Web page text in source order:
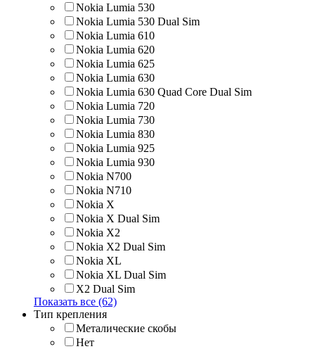
Nokia Lumia 530
Nokia Lumia 530 Dual Sim
Nokia Lumia 610
Nokia Lumia 620
Nokia Lumia 625
Nokia Lumia 630
Nokia Lumia 630 Quad Core Dual Sim
Nokia Lumia 720
Nokia Lumia 730
Nokia Lumia 830
Nokia Lumia 925
Nokia Lumia 930
Nokia N700
Nokia N710
Nokia X
Nokia X Dual Sim
Nokia X2
Nokia X2 Dual Sim
Nokia XL
Nokia XL Dual Sim
X2 Dual Sim
Показать все (62)
Тип крепления
Металические скобы
Нет